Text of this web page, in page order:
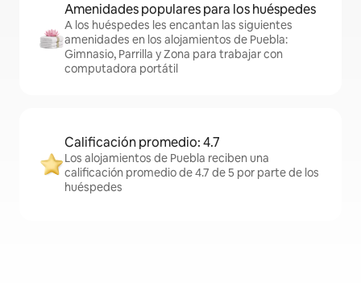
Amenidades populares para los huéspedes
A los huéspedes les encantan las siguientes
amenidades en los alojamientos de Puebla:
Gimnasio, Parrilla y Zona para trabajar con
computadora portátil
Calificación promedio: 4.7
Los alojamientos de Puebla reciben una
calificación promedio de 4.7 de 5 por parte de los
huéspedes